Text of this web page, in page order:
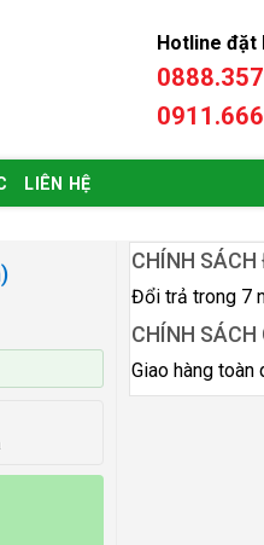
Hotline đặt
LIÊN HỆ
CHÍNH
Đổi trả trong 7
CHÍNH SÁCH
Giao hàng toàn